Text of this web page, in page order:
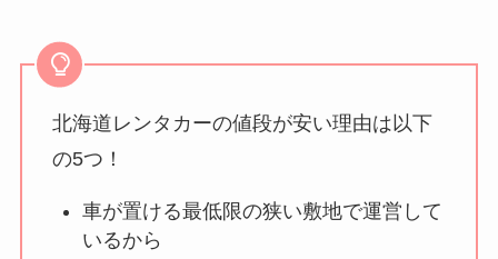
北海道レンタカーの値段が安い理由は以下
の5つ！
車が置ける最低限の狭い敷地で運営して
いるから